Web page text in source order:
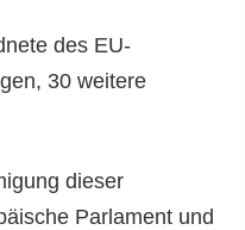
des EU-
30 weitere
dieser
Parlament und